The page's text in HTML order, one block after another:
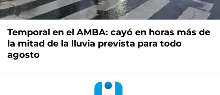
Temporal en el AMBA: cayó en horas más de
la mitad de la lluvia prevista para todo
agosto